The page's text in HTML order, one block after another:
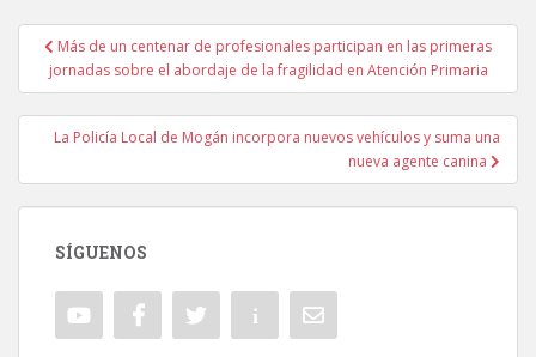
Navegación de entradas
Más de un centenar de profesionales participan en las primeras
jornadas sobre el abordaje de la fragilidad en Atención Primaria
La Policía Local de Mogán incorpora nuevos vehículos y suma una
nueva agente canina
SÍGUENOS